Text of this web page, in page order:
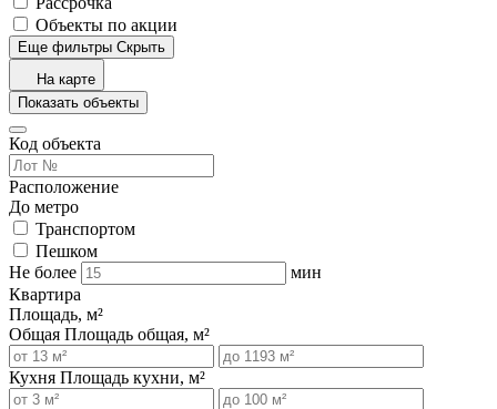
Объекты по акции
Еще фильтры Скрыть
На карте
Показать объекты
Код объекта
Расположение
До метро
Транспортом
Пешком
Не более
мин
Квартира
Площадь, м²
Общая Площадь общая, м²
Кухня Площадь кухни, м²